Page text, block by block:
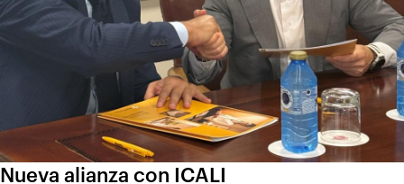
Nueva alianza con ICALI